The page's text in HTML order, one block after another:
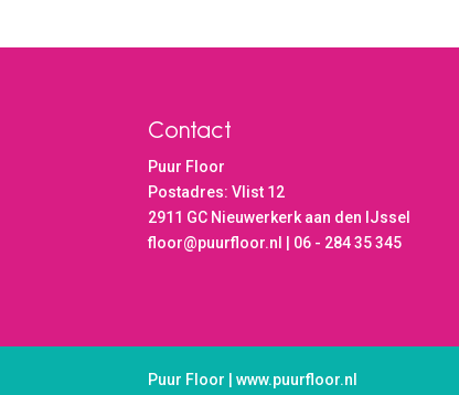
Contact
Puur Floor
Postadres: Vlist 12
2911 GC Nieuwerkerk aan den IJssel
floor@puurfloor.nl | 06 - 284 35 345
Puur Floor | www.puurfloor.nl